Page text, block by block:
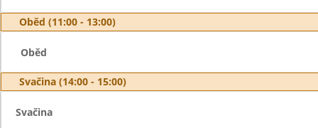
Oběd (11:00 - 13:00)
Oběd
Svačina (14:00 - 15:00)
Svačina